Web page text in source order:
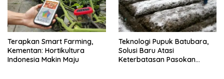
Terapkan Smart Farming,
Kementan: Hortikultura
Indonesia Makin Maju
Teknologi Pupuk Batubara,
Solusi Baru Atasi
Keterbatasan Pasokan